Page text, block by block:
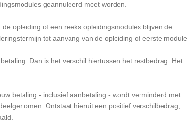
geannuleerd moet worden.
opleiding of een reeks opleidingsmodules blijven de
tot aanvang van de opleiding of eerste module
Dan is het verschil hiertussen het restbedrag. Het
betaling - inclusief aanbetaling - wordt verminderd met
Ontstaat hieruit een positief verschilbedrag,